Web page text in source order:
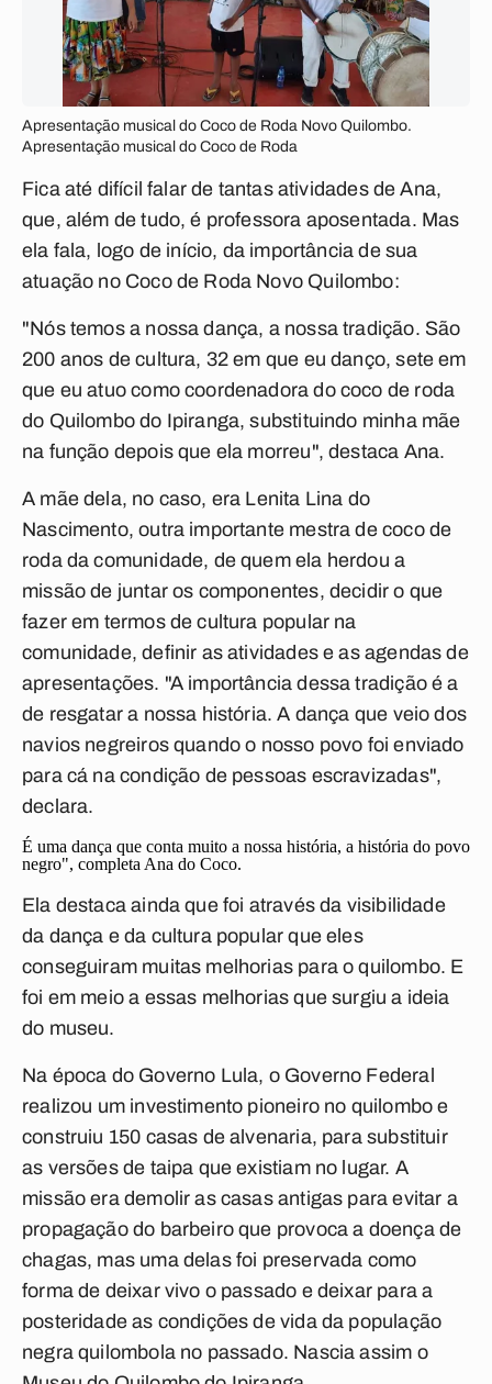
Apresentação musical do Coco de Roda Novo Quilombo.
Apresentação musical do Coco de Roda
Fica até difícil falar de tantas atividades de Ana,
que, além de tudo, é professora aposentada. Mas
ela fala, logo de início, da importância de sua
atuação no Coco de Roda Novo Quilombo:
"Nós temos a nossa dança, a nossa tradição. São
200 anos de cultura, 32 em que eu danço, sete em
que eu atuo como coordenadora do coco de roda
do Quilombo do Ipiranga, substituindo minha mãe
na função depois que ela morreu", destaca Ana.
A mãe dela, no caso, era Lenita Lina do
Nascimento, outra importante mestra de coco de
roda da comunidade, de quem ela herdou a
missão de juntar os componentes, decidir o que
fazer em termos de cultura popular na
comunidade, definir as atividades e as agendas de
apresentações. "A importância dessa tradição é a
de resgatar a nossa história. A dança que veio dos
navios negreiros quando o nosso povo foi enviado
para cá na condição de pessoas escravizadas",
declara.
É uma dança que conta muito a nossa história, a história do povo
negro", completa Ana do Coco.
Ela destaca ainda que foi através da visibilidade
da dança e da cultura popular que eles
conseguiram muitas melhorias para o quilombo. E
foi em meio a essas melhorias que surgiu a ideia
do museu.
Na época do Governo Lula, o Governo Federal
realizou um investimento pioneiro no quilombo e
construiu 150 casas de alvenaria, para substituir
as versões de taipa que existiam no lugar. A
missão era demolir as casas antigas para evitar a
propagação do barbeiro que provoca a doença de
chagas, mas uma delas foi preservada como
forma de deixar vivo o passado e deixar para a
posteridade as condições de vida da população
negra quilombola no passado. Nascia assim o